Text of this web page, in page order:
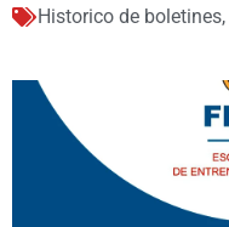
Historico de boletines,